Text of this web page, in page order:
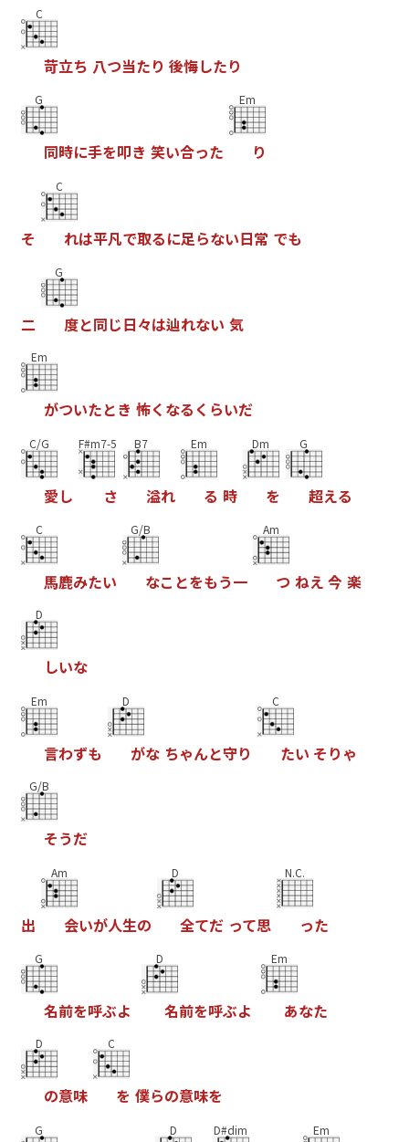
C
苛立ち 八つ当たり 後悔したり
G
同時に手を叩き 笑い合った
Em
り
そ
C
れは平凡で取るに足らない日常 でも
二
G
度と同じ日々は辿れない 気
Em
がついたとき 怖く なる く らいだ
C/G
愛し
F#m7-5
さ
B7
溢れ
Em
る 時
Dm
を
G
超える
C
馬鹿みたい
G/B
なこ とをもう一
Am
つ ねえ 今 楽
D
しいな
Em
言わずも
D
がな ちゃんと守り
C
たい そ り ゃ
G/B
そうだ
出
Am
会いが人生の
D
全てだ って思
N.C.
った
G
名前を呼ぶよ
D
名前を呼ぶよ
Em
あなた
D
の意味
C
を 僕らの意味を
G D D#dim Em